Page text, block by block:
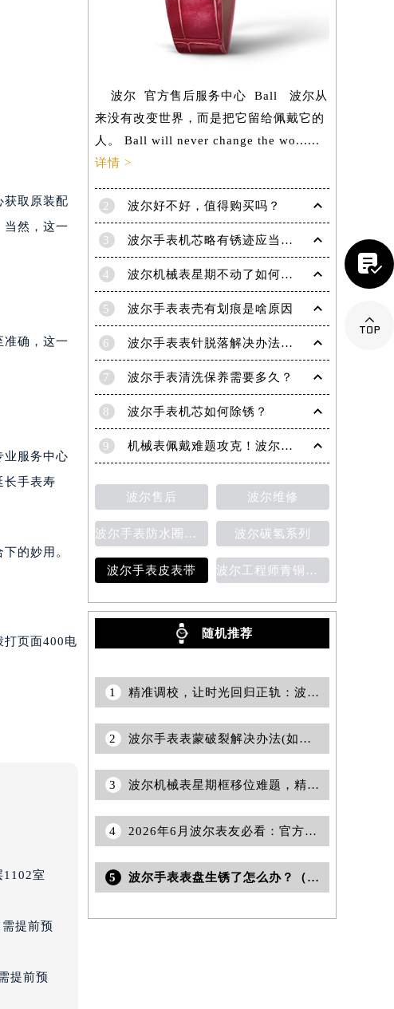
获取原装配
然，这一
确，这一
业服务中心
长手表寿
的妙用。
打页面400电
1102室
提前预
提前预
波尔 官方售后服务中心 Ball 波尔从
来没有改变世界，而是把它留给佩戴它的
人。 Ball will never change the wo......
详情 >
2 波尔好不好，值得购买吗？
3 波尔手表机芯略有锈迹应当怎样除锈？
4 波尔机械表星期不动了如何解决？专业应对指针停滞难题
5 波尔手表表壳有划痕是啥原因
6 波尔手表表针脱落解决办法深度解析
7 波尔手表清洗保养需要多久？
8 波尔手表机芯如何除锈？
9 机械表佩戴难题攻克！波尔手表轻松摘取技巧分享
波尔售后 波尔维修
波尔手表防水圈老化 波尔碳氢系列
波尔手表皮表带 波尔工程师青铜星磁霸腕表
随机推荐
1 精准调校，让时光回归正轨：波尔机械表日历走快解决方案
2 波尔手表表蒙破裂解决办法(如何快速修复手表表蒙破裂问题)
3 波尔机械表星期框移位难题，精准解决之道
4 2026年6月波尔表友必看：官方维修中心及保养点搬迁与新增
5 波尔手表表盘生锈了怎么办？（表盘生锈的解决方法）

